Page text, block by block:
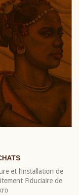
et l’installation de
Fiduciaire de